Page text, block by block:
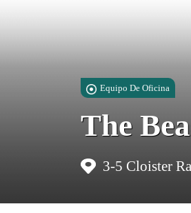
Equipo De Oficina
The
3-5 Cloister